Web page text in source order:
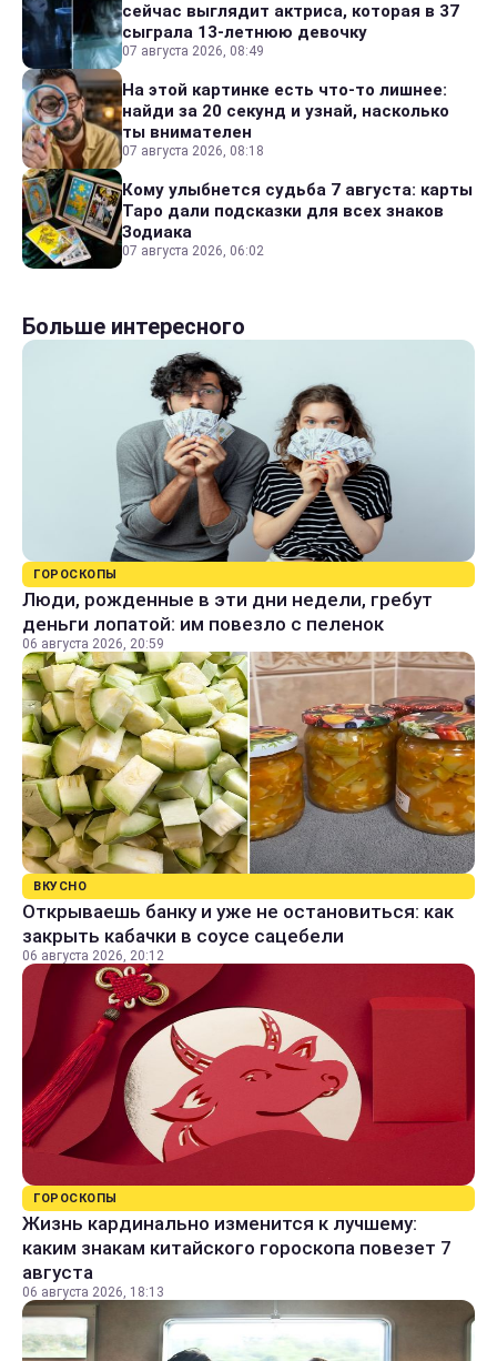
сейчас выглядит актриса, которая в 37
сыграла 13-летнюю девочку
07 августа 2026, 08:49
На этой картинке есть что-то лишнее:
найди за 20 секунд и узнай, насколько
ты внимателен
07 августа 2026, 08:18
Кому улыбнется судьба 7 августа: карты
Таро дали подсказки для всех знаков
Зодиака
07 августа 2026, 06:02
Больше интересного
ГОРОСКОПЫ
Люди, рожденные в эти дни недели, гребут
деньги лопатой: им повезло с пеленок
06 августа 2026, 20:59
ВКУСНО
Открываешь банку и уже не остановиться: как
закрыть кабачки в соусе сацебели
06 августа 2026, 20:12
ГОРОСКОПЫ
Жизнь кардинально изменится к лучшему:
каким знакам китайского гороскопа повезет 7
августа
06 августа 2026, 18:13